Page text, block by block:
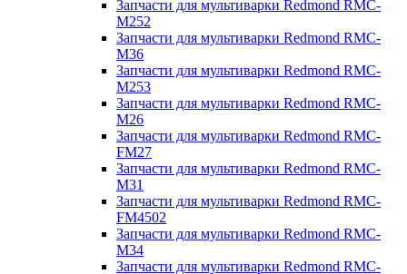
Запчасти для мультиварки Redmond RMC-
M252
Запчасти для мультиварки Redmond RMC-
M36
Запчасти для мультиварки Redmond RMC-
M253
Запчасти для мультиварки Redmond RMC-
M26
Запчасти для мультиварки Redmond RMC-
FM27
Запчасти для мультиварки Redmond RMC-
M31
Запчасти для мультиварки Redmond RMC-
FM4502
Запчасти для мультиварки Redmond RMC-
M34
Запчасти для мультиварки Redmond RMC-